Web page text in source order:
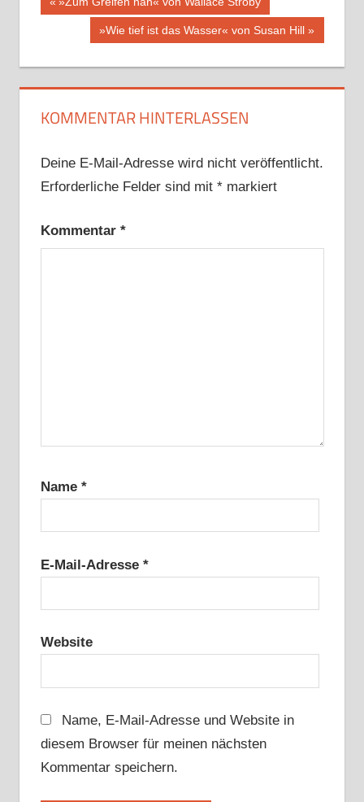
Beitrag:
Nächster
»Wie tief ist das Wasser« von Susan Hill
KOMMENTAR HINTERLASSEN
Deine E-Mail-Adresse wird nicht veröffentlicht.
Erforderliche Felder sind mit *markiert
Kommentar *
Name *
E-Mail-Adresse *
Website
Name, E-Mail-Adresse und Website in
diesem Browser für meinen nächsten
Kommentar speichern.